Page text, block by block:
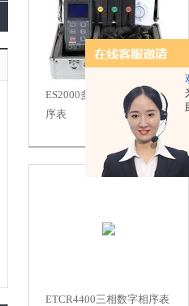
ES2000多功能三相数字相
序表
ETCR4400三相数字相序表